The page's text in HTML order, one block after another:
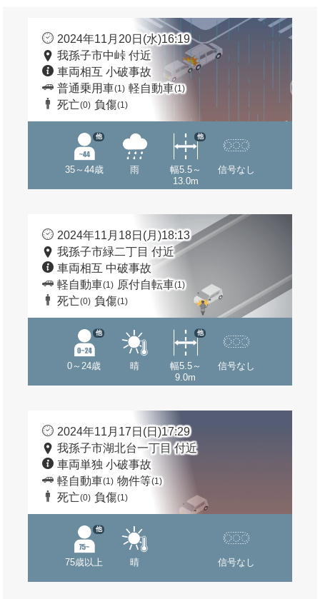
2024年11月20日(水)16:19
我孫子市中峠 付近
車両相互 小破事故
普通乗用車(1) 軽自動車(1)
死亡(0) 負傷(1)
35～44歳
他
雨
幅5.5～
13.0m
他
信号なし
2024年11月18日(月)18:13
我孫子市緑二丁目 付近
車両相互 中破事故
軽自動車(1) 原付自転車(1)
死亡(0) 負傷(1)
0～24歳
他
晴
幅5.5～
9.0m
他
信号なし
2024年11月17日(日)17:29
我孫子市湖北台一丁目 付近
車両単独 小破事故
軽自動車(1) 物件等(1)
死亡(0) 負傷(1)
75歳以上
他
晴 信号なし